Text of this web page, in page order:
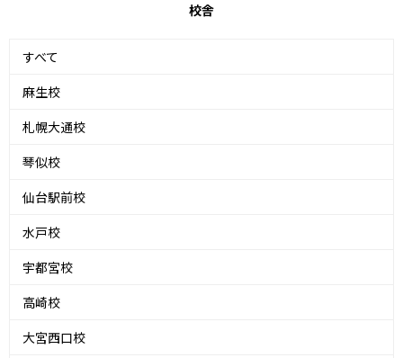
校舎
すべて
麻生校
札幌大通校
琴似校
仙台駅前校
水戸校
宇都宮校
高崎校
大宮西口校